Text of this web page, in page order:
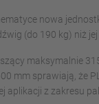
nowa
(do 190 kg) niż jej
maksymalnie
mm sprawiają, że
aplikacji z zakresu